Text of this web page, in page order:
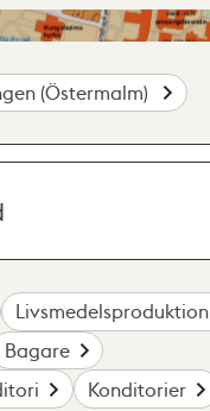
(Östermalm)
Livsmedelsproduktion
Bagare
Konditorier